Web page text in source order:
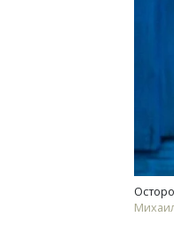
Ищем
Гатилов
штормит